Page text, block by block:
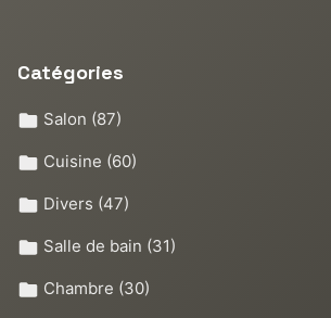
Catégories
Salon (87)
Cuisine (60)
Divers (47)
Salle de bain (31)
Chambre (30)